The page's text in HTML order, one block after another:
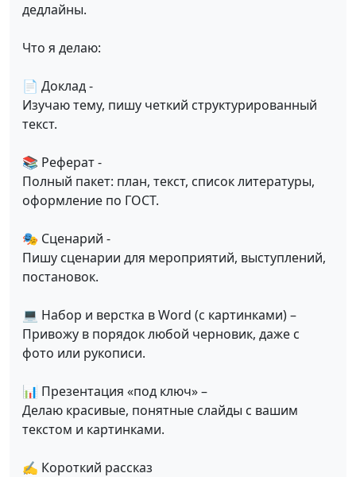
дедлайны.
Что я делаю:
📄 Доклад -
Изучаю тему, пишу четкий структурированный
текст.
📚 Реферат -
Полный пакет: план, текст, список литературы,
оформление по ГОСТ.
🎭 Сценарий -
Пишу сценарии для мероприятий, выступлений,
постановок.
💻 Набор и верстка в Word (с картинками) –
Привожу в порядок любой черновик, даже с
фото или рукописи.
📊 Презентация «под ключ» –
Делаю красивые, понятные слайды с вашим
текстом и картинками.
✍️ Короткий рассказ